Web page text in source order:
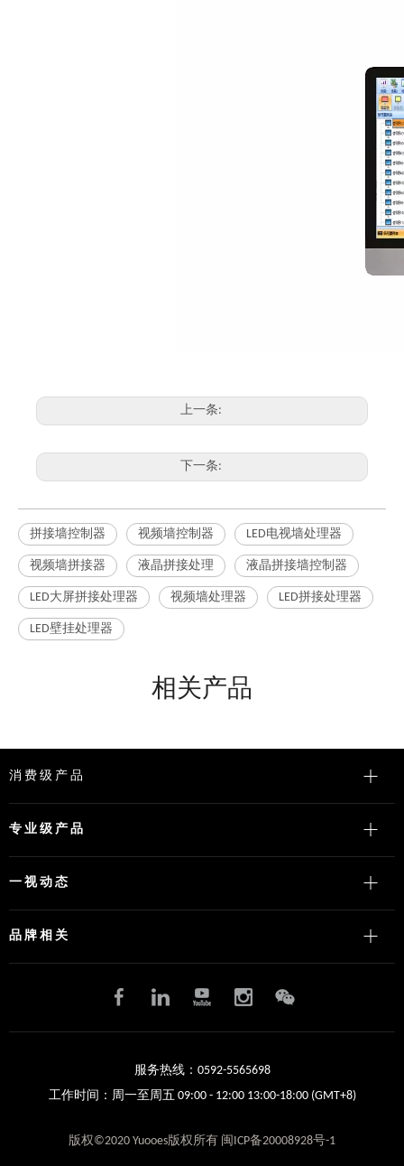
上一条:
下一条:
拼接墙控制器 视频墙控制器 LED电视墙处理器
视频墙拼接器 液晶拼接处理 液晶拼接墙控制器
LED大屏拼接处理器 视频墙处理器 LED拼接处理器
LED壁挂处理器
相关产品
消费级产品
专业级产品
一视动态
品牌相关
服务热线：0592-5565698
工作时间：周一至周五 09:00 - 12:00 13:00-18:00 (GMT+8)
版权©2020 Yuooes版权所有 闽ICP备20008928号-1